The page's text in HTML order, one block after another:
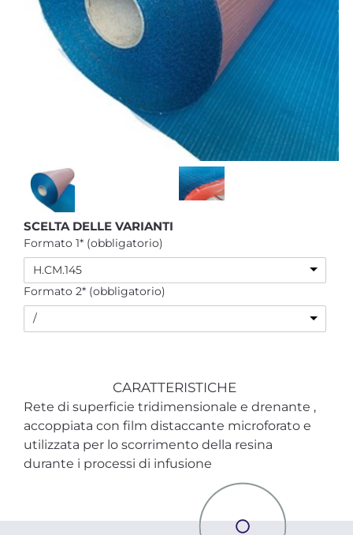
SCELTA DELLE VARIANTI
Formato 1* (obbligatorio)
H.CM.145
Formato 2* (obbligatorio)
/
CARATTERISTICHE
Rete di superficie tridimensionale e drenante ,
accoppiata con film distaccante microforato e
utilizzata per lo scorrimento della resina
durante i processi di infusione